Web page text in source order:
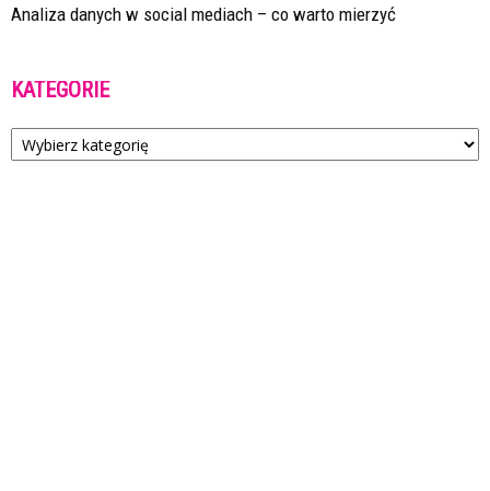
Analiza danych w social mediach – co warto mierzyć
KATEGORIE
Kategorie